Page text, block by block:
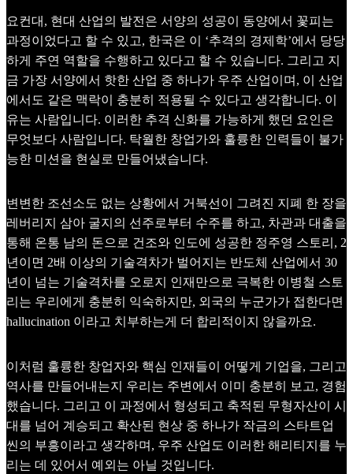
요컨대, 현대 산업의 발전은 서양의 성공이 동양에서 꽃피는
과정이었다고 할 수 있고, 한국은 이 ‘추격의 경제학’에서 당당
하게 주연 역할을 수행하고 있다고 할 수 있습니다. 그리고 지
금 가장 서양에서 핫한 산업 중 하나가 우주 산업이며, 이 산업
에서도 같은 맥락이 충분히 적용될 수 있다고 생각합니다. 이
유는 사람입니다. 이러한 추격 신화를 가능하게 했던 요인은
무엇보다 사람입니다. 탁월한 창업가와 훌륭한 인력들이 불가
능한 미션을 현실로 만들어냈습니다.
변변한 조선소도 없는 상황에서 거북선이 그려진 지폐 한 장을
레버리지 삼아 굴지의 선주로부터 수주를 하고, 차관과 대출을
통해 온통 남의 돈으로 건조와 인도에 성공한 정주영 스토리, 2
년이면 2배 이상의 기술격차가 벌어지는 반도체 산업에서 30
년이 넘는 기술격차를 오로지 인재만으로 극복한 이병철 스토
리는 우리에게 충분히 익숙하지만, 외국의 누군가가 접한다면
hallucination 이라고 치부하는게 더 합리적이지 않을까요.
이처럼 훌륭한 창업자와 핵심 인재들이 어떻게 기업을, 그리고
역사를 만들어내는지 우리는 주변에서 이미 충분히 보고, 경험
했습니다. 그리고 이 과정에서 형성되고 축적된 무형자산이 시
대를 넘어 계승되고 확산된 현상 중 하나가 작금의 스타트업
씬의 부흥이라고 생각하며, 우주 산업도 이러한 해리티지를 누
리는 데 있어서 예외는 아닐 것입니다.